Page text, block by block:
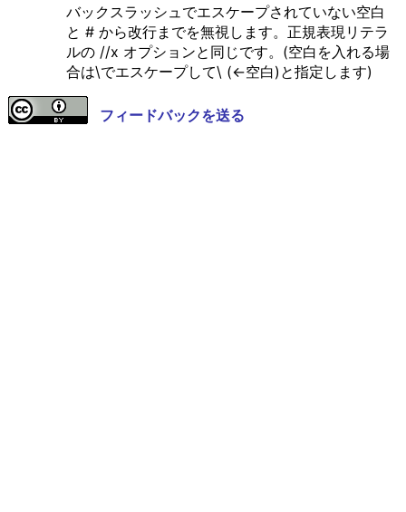
バックスラッシュでエスケープされていない空白
と # から改行までを無視します。正規表現リテラ
ルの //x オプションと同じです。(空白を入れる場
合は\でエスケープして\ (<-空白)と指定します)
フィードバックを送る